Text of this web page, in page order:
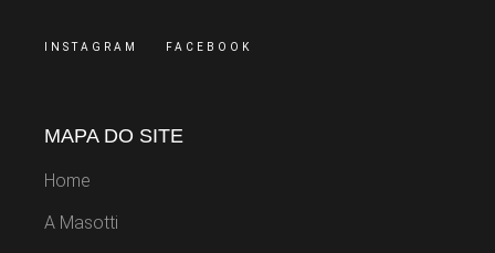
INSTAGRAM FACEBOOK
MAPA DO SITE
Home
A Masotti